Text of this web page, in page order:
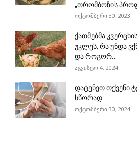
„თრომბოზის
ოქტომბერი 30, 2023
ქათმებმა
უკლეს, რა უნდა
და როგორ...
აგვისტო 4, 2024
დატენეთ თქვენი
სწორად
ოქტომბერი 30, 2024